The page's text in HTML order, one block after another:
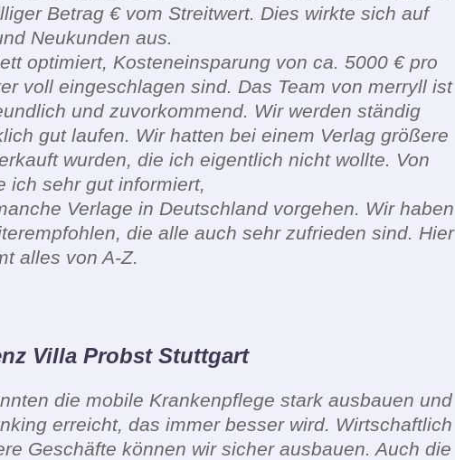
Betrag € vom Streitwert. Dies wirkte sich auf
Neukunden aus.
optimiert, Kosteneinsparung von ca. 5000 € pro
voll eingeschlagen sind. Das Team von merryll ist
und zuvorkommend. Wir werden ständig
gut laufen. Wir hatten bei einem Verlag größere
wurden, die ich eigentlich nicht wollte. Von
ich sehr gut informiert,
Verlage in Deutschland vorgehen. Wir haben
die alle auch sehr zufrieden sind. Hier
alles von A-Z.
Villa Probst Stuttgart
die mobile Krankenpflege stark ausbauen und
erreicht, das immer besser wird. Wirtschaftlich
Geschäfte können wir sicher ausbauen. Auch die